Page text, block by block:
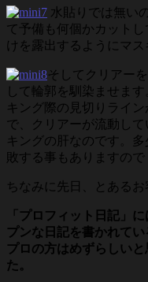
水貼りでは無い
て予備も何個かカット
けを露出するようにマス
そしてクリアー
して輪郭を馴染ませま
キング際の見切りライ
で、クリアーが流動し
キングの肝なのです。
敗する事もありますので
ちなみに先日、とあるお
「プロフィット日記」
プンな日記を書かれてい
プロの方はめずらしい
た。